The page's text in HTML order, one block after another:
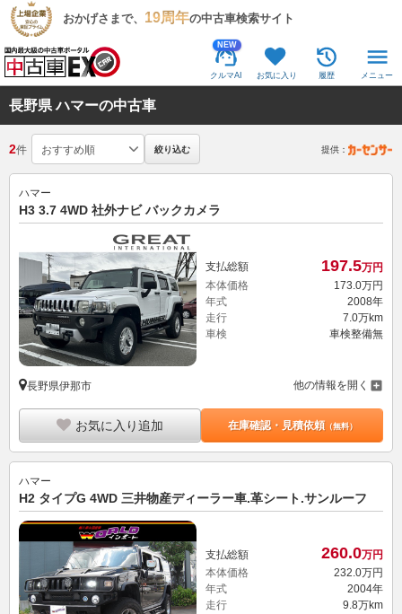
おかげさまで、 19周年の中古車検索サイト
NEW
クルマAI お気に入り 履歴 メニュー
長野県 ハマーの中古車
2件 絞り込む 提供：
ハマー
H3 3.7 4WD 社外ナビ バックカメラ
支払総額 197.5万円
本体価格
173. 0万円
年式
2008年
走行
7.0万km
車検
車検整備無
長野県伊那市 他の情報を開く
お気に入り追加 在庫確認・見積依頼（無料）
ハマー
H2 タイプG 4WD 三井物産ディーラー車.革シート.サンルーフ
支払総額 260.0万円
本体価格
232.0万円
年式
2004年
走行
9.8万km